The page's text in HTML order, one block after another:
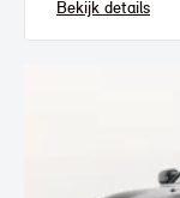
Bekijk details